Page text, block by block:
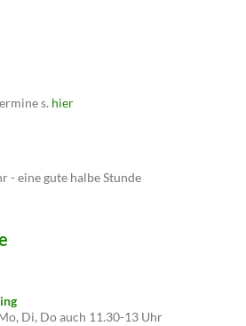
s. hier
- eine gute halbe Stunde
Di, Do auch 11.30-13 Uhr